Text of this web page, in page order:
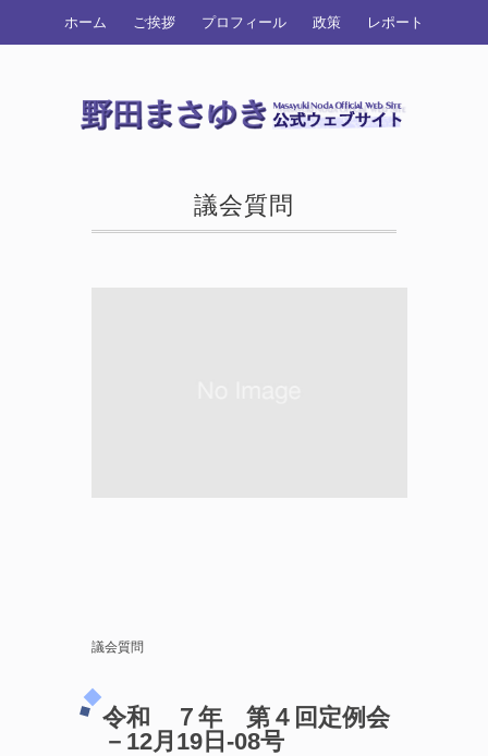
ホーム ご挨拶 プロフィール 政策 レポート
議会質問
議会質問
令和 ７年 第４回定例会
－12月19日-08号